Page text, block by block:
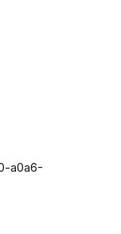
a0a6-